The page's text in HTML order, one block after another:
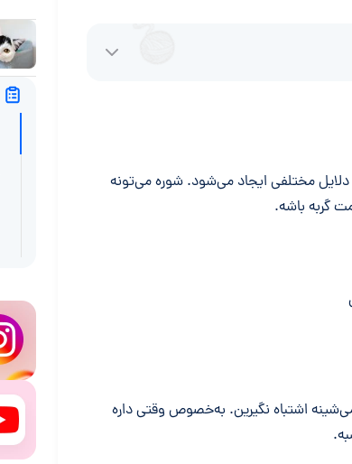
مختلفی ایجاد می‌شود. شوره می‌تونه
گربه باشه.
اشتباه نگیرین. به‌خصوص وقتی داره